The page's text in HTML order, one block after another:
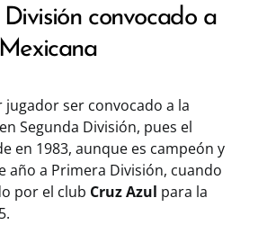
convocado a
ser convocado a la
Segunda División, pues el
en 1983, aunque es campeón y
año a Primera División, cuando
por el club Cruz Azul para la